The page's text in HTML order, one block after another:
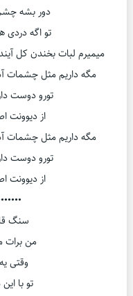
دور بشه
تو اگه دردی
میمیرم لبات بخندن کل
مگه داریم مثل
تورو دوست
از دیوونت
مگه داریم مثل
تورو دوست
از دیوونت
سنگ
من برات
وقتی
تو با